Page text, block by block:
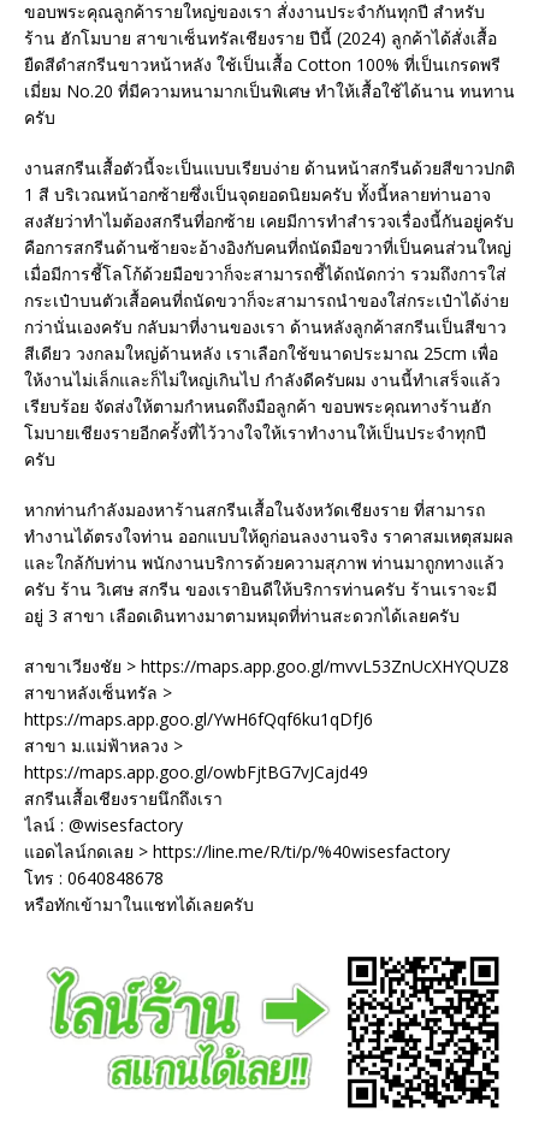
ขอบพระคุณลูกค้ารายใหญ่ของเรา สั่งงานประจำกันทุกปี สำหรับ
ร้าน ฮักโมบาย สาขาเซ็นทรัลเชียงราย ปีนี้ (2024) ลูกค้าได้สั่งเสื้อ
ยืดสีดำสกรีนขาวหน้าหลัง ใช้เป็นเสื้อ Cotton 100% ที่เป็นเกรดพรี
เมี่ยม No.20 ที่มีความหนามากเป็นพิเศษ ทำให้เสื้อใช้ได้นาน ทนทาน
ครับ
งานสกรีนเสื้อตัวนี้จะเป็นแบบเรียบง่าย ด้านหน้าสกรีนด้วยสีขาวปกติ
1 สี บริเวณหน้าอกซ้ายซึ่งเป็นจุดยอดนิยมครับ ทั้งนี้หลายท่านอาจ
สงสัยว่าทำไมต้องสกรีนที่อกซ้าย เคยมีการทำสำรวจเรื่องนี้กันอยู่ครับ
คือการสกรีนด้านซ้ายจะอ้างอิงกับคนที่ถนัดมือขวาที่เป็นคนส่วนใหญ่
เมื่อมีการชี้โลโก้ด้วยมือขวาก็จะสามารถชี้ได้ถนัดกว่า รวมถึงการใส่
กระเป๋าบนตัวเสื้อคนที่ถนัดขวาก็จะสามารถนำของใส่กระเป๋าได้ง่าย
กว่านั่นเองครับ กลับมาที่งานของเรา ด้านหลังลูกค้าสกรีนเป็นสีขาว
สีเดียว วงกลมใหญ่ด้านหลัง เราเลือกใช้ขนาดประมาณ 25cm เพื่อ
ให้งานไม่เล็กและก็ไม่ใหญ่เกินไป กำลังดีครับผม งานนี้ทำเสร็จแล้ว
เรียบร้อย จัดส่งให้ตามกำหนดถึงมือลูกค้า ขอบพระคุณทางร้านฮัก
โมบายเชียงรายอีกครั้งที่ไว้วางใจให้เราทำงานให้เป็นประจำทุกปี
ครับ
หากท่านกำลังมองหาร้านสกรีนเสื้อในจังหวัดเชียงราย ที่สามารถ
ทำงานได้ตรงใจท่าน ออกแบบให้ดูก่อนลงงานจริง ราคาสมเหตุสมผล
และใกล้กับท่าน พนักงานบริการด้วยความสุภาพ ท่านมาถูกทางแล้ว
ครับ ร้าน วิเศษ สกรีน ของเรายินดีให้บริการท่านครับ ร้านเราจะมี
อยู่ 3 สาขา เลือดเดินทางมาตามหมุดที่ท่านสะดวกได้เลยครับ
สาขาเวียงชัย > https://maps.app.goo.gl/mvvL53ZnUcXHYQUZ8
สาขาหลังเซ็นทรัล >
https://maps.app.goo.gl/YwH6fQqf6ku1qDfJ6
สาขา ม.แม่ฟ้าหลวง >
https://maps.app.goo.gl/owbFjtBG7vJCajd49
สกรีนเสื้อเชียงรายนึกถึงเรา
ไลน์ : @wisesfactory
แอดไลน์กดเลย > https://line.me/R/ti/p/%40wisesfactory
โทร : 0640848678
หรือทักเข้ามาในแชทได้เลยครับ